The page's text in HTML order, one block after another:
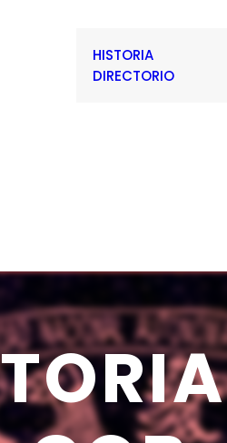
HISTORIA
DIRECTORIO